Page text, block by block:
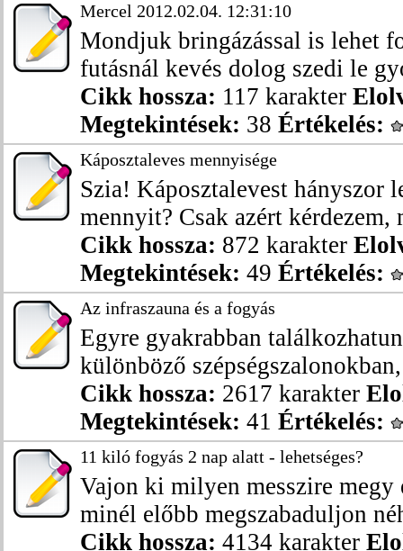
Mercel 2012.02.04. 12:31:10
Mondjuk bringázással is lehet
futásnál kevés dolog szedi le
Cikk hossza: 117 karakter
Megtekintések: 38 Értékelés:
Káposztaleves mennyisége
Szia! Káposztalevest hányszor
mennyit? Csak azért kérdezem,
Cikk hossza: 872 karakter
Megtekintések: 49 Értékelés:
Az infraszauna és a fogyás
Egyre gyakrabban
különböző
Cikk hossza: 2617 karakter
Megtekintések: 41 Értékelés:
11 kiló fogyás 2 nap alatt - lehetséges?
Vajon ki milyen messzire megy
minél előbb megszabaduljon
Cikk hossza: 4134 karakter